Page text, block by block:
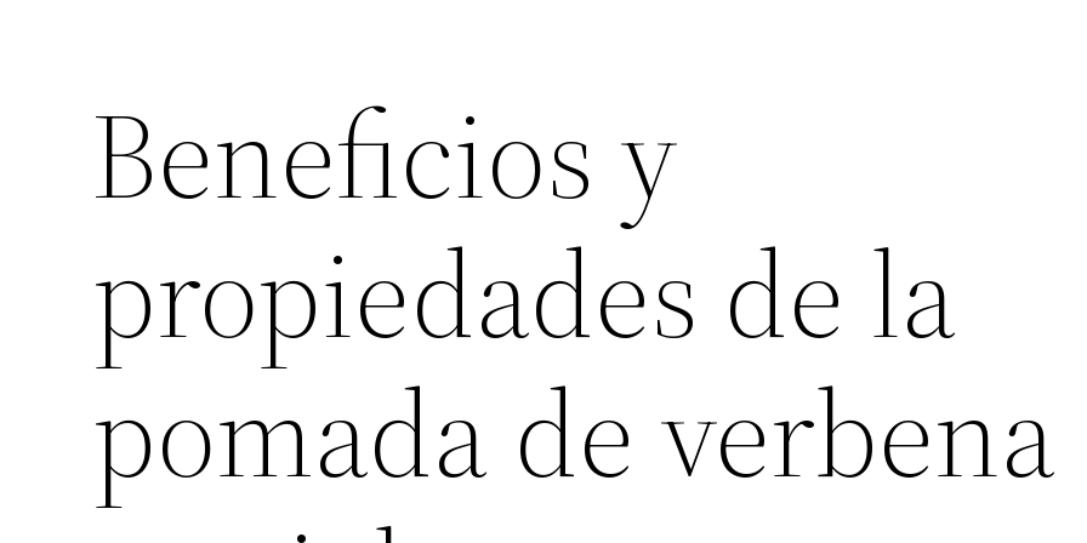
Beneficios y
propiedades de la
pomada de